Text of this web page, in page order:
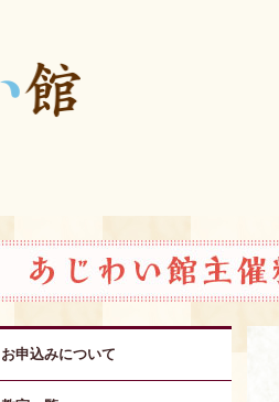
お申込みについて